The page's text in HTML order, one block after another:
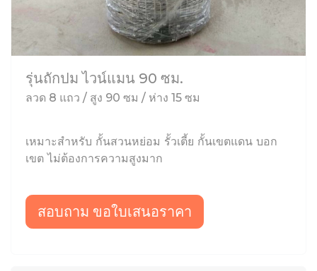
รุ่นถักปม ไวน์แมน 90 ซม.
ลวด 8 แถว / สูง 90 ซม / ห่าง 15 ซม
เหมาะสำหรับ กั้นสวนหย่อม รั้วเตี้ย กั้นเขตแดน บอก
เขต ไม่ต้องการความสูงมาก
สอบถาม ขอใบเสนอราคา